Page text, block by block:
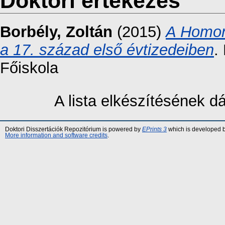
Borbély, Zoltán (2015)A
a 17. század első évtizedeiben.
Főiskola
A lista elkészítésének
Doktori Disszertációk Repozitórium is powered by EPrints 3 which is developed
More information and software credits